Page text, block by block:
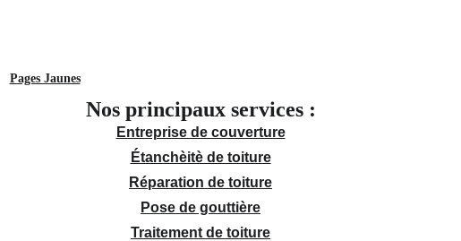
Pages Jaunes
Nos principaux services :
Entreprise de couverture
Étanchèitè de toiture
Réparation de toiture
Pose de gouttière
Traitement de toiture